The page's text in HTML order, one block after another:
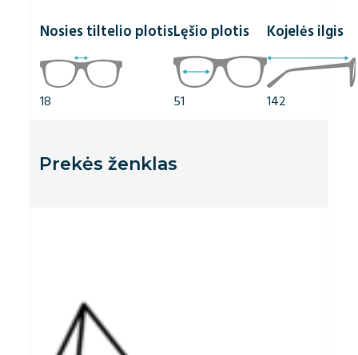
Nosies tiltelio plotis
18
Lęšio plotis
51
Kojelės ilgis
142
Prekės ženklas